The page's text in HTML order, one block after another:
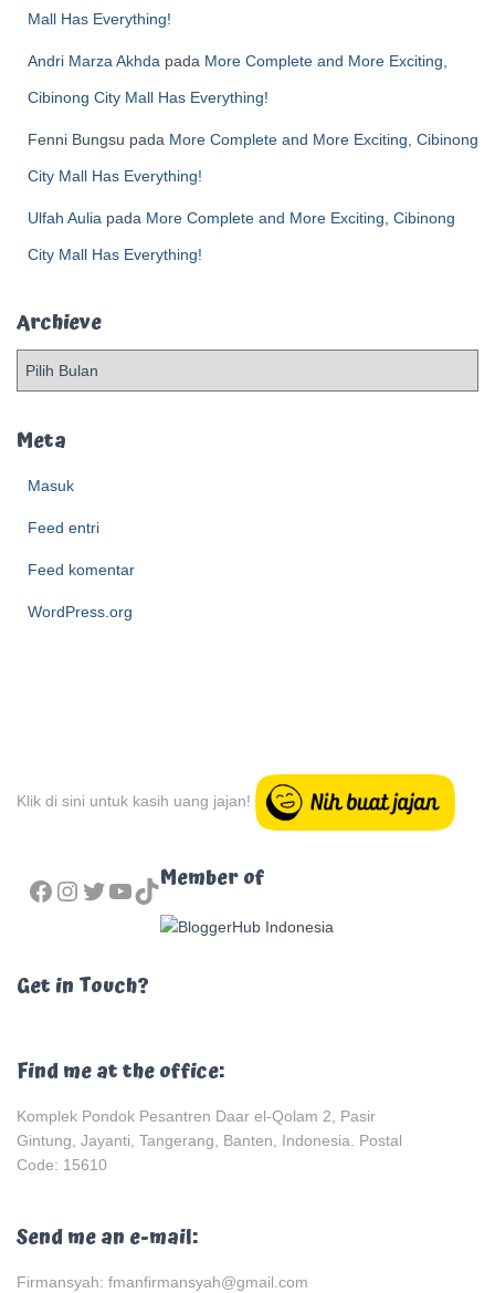
Mall Has Everything!
Andri Marza Akhda pada More Complete and More Exciting,
Cibinong City Mall Has Everything!
Fenni Bungsu pada More Complete and More Exciting, Cibinong
City Mall Has Everything!
Ulfah Aulia pada More Complete and More Exciting, Cibinong
City Mall Has Everything!
Archieve
h
Meta
Masuk
Feed entri
Feed komentar
WordPress.org
Klik di sini untuk kasih uang jajan!
FACEBOOK INSTAGRAM TWITTER YOUTUBE TIKTOK
Member of
Get in Touch?
Find me at the office:
Komplek Pondok Pesantren Daar el-Qolam 2, Pasir
Gintung, Jayanti, Tangerang, Banten, Indonesia. Postal
Code: 15610
Send me an e-mail:
Firmansyah: fmanfirmansyah@gmail.com